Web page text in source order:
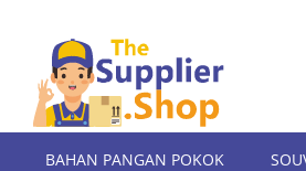
BAHAN PANGAN POKOK